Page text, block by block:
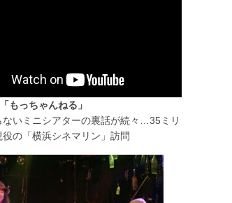
もっちゃんねる」
ないミニシアターの裏話が続々…35ミリ
の「横浜シネマリン」訪問